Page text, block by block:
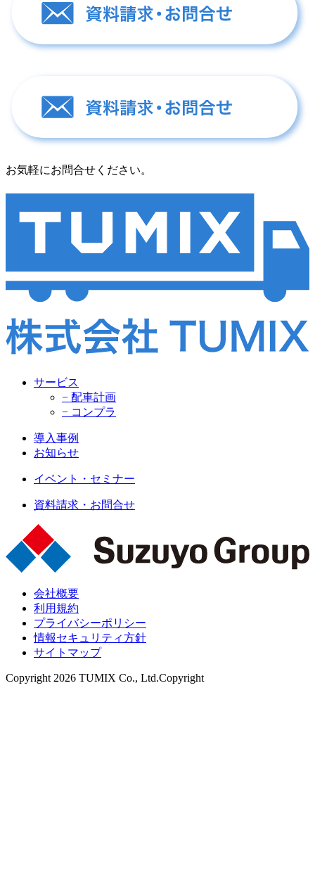
お気軽にお問合せください。
サービス
− 配車計画
− コンプラ
導入事例
お知らせ
イベント・セミナー
資料請求・お問合せ
会社概要
利用規約
プライバシーポリシー
情報セキュリティ方針
サイトマップ
Copyright 2026 TUMIX Co., Ltd.Copyright